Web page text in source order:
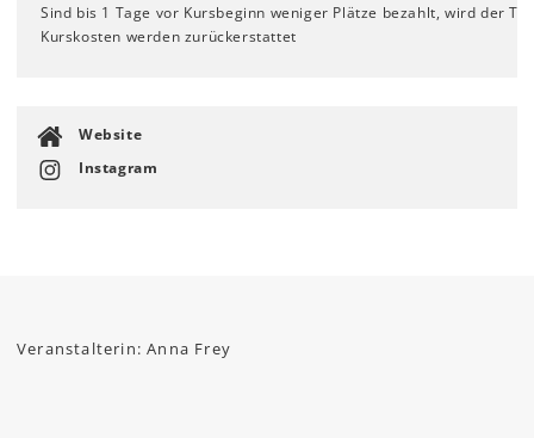
Sind bis 1 Tage vor Kursbeginn weniger Plätze bezahlt, wird der
Kurskosten werden zurückerstattet
Website
Instagram
Veranstalterin: Anna Frey